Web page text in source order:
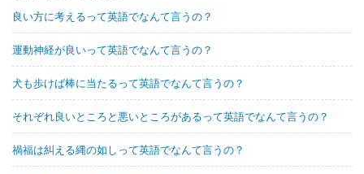
良い方に考えるって英語でなんて言うの？
運動神経が良いって英語でなんて言うの？
犬も歩けば棒に当たるって英語でなんて言うの？
それぞれ良いところと悪いところがあるって英語でなんて言うの？
禍福は糾える縄の如しって英語でなんて言うの？